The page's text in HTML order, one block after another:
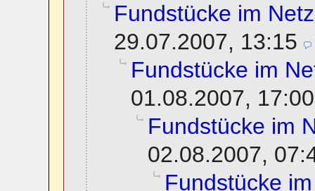
Fundstücke im Netz
29.07.2007, 13:15
Fundstücke im
01.08.2007, 17:00
Fundstücke im
02.08.2007,
Fundstücke